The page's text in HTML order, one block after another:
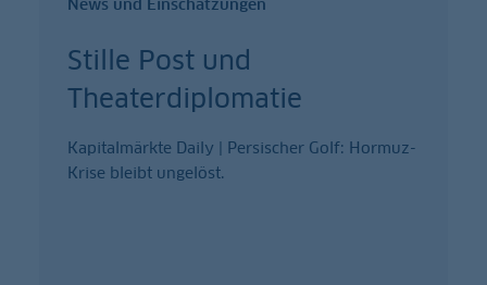
News und Einschätzungen
Stille Post und
Theaterdiplomatie
Kapitalmärkte Daily | Persischer Golf: Hormuz-
Krise bleibt ungelöst.